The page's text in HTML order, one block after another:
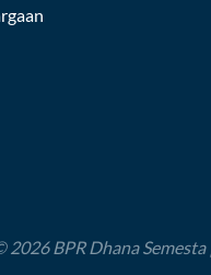
BPR Dhana